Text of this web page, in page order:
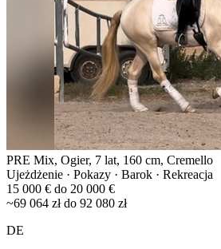
PRE Mix, Ogier, 7 lat, 160 cm, Cremello
Ujeżdżenie · Pokazy · Barok · Rekreacja
15 000 € do 20 000 €
~69 064 zł do 92 080 zł
DE